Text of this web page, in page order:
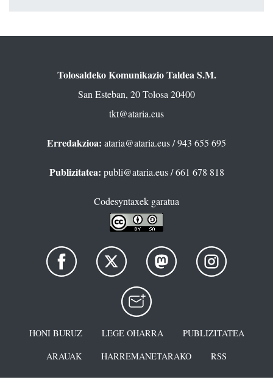
Tolosaldeko Komunikazio Taldea S.M.
San Esteban, 20 Tolosa 20400
tkt@ataria.eus
Erredakzioa: ataria@ataria.eus/ 943 655 695
Publizitatea: publi@ataria.eus/ 661 678 818
Codesyntaxek garatua
HONI BURUZ LEGE OHARRA
PUBLIZITATEA
ARAUAK
HARREMANETARAKO RSS